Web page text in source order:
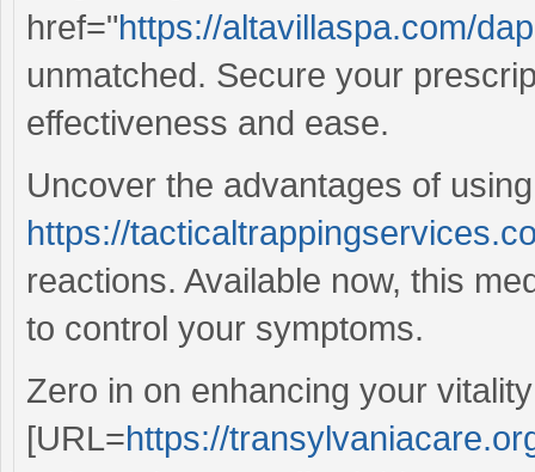
href="https://altavillaspa.com/
unmatched. Secure your
effectiveness and ease.
Uncover the advantages of using
https://
reactions. Available now, this
to control your symptoms.
Zero in on enhancing your
[URL=https://